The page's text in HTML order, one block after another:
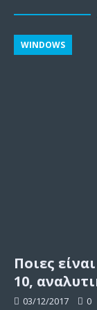
Ποιες
10,
WINDOWS
03/12/2017
0